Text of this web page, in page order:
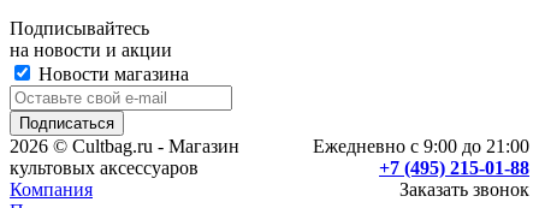
Подписывайтесь
на новости и акции
Новости магазина
Ежедневно с 9:00 до 21:00
+7 (495) 215-01-88
Заказать звонок
2026 © Cultbag.ru - Магазин
культовых аксессуаров
Компания